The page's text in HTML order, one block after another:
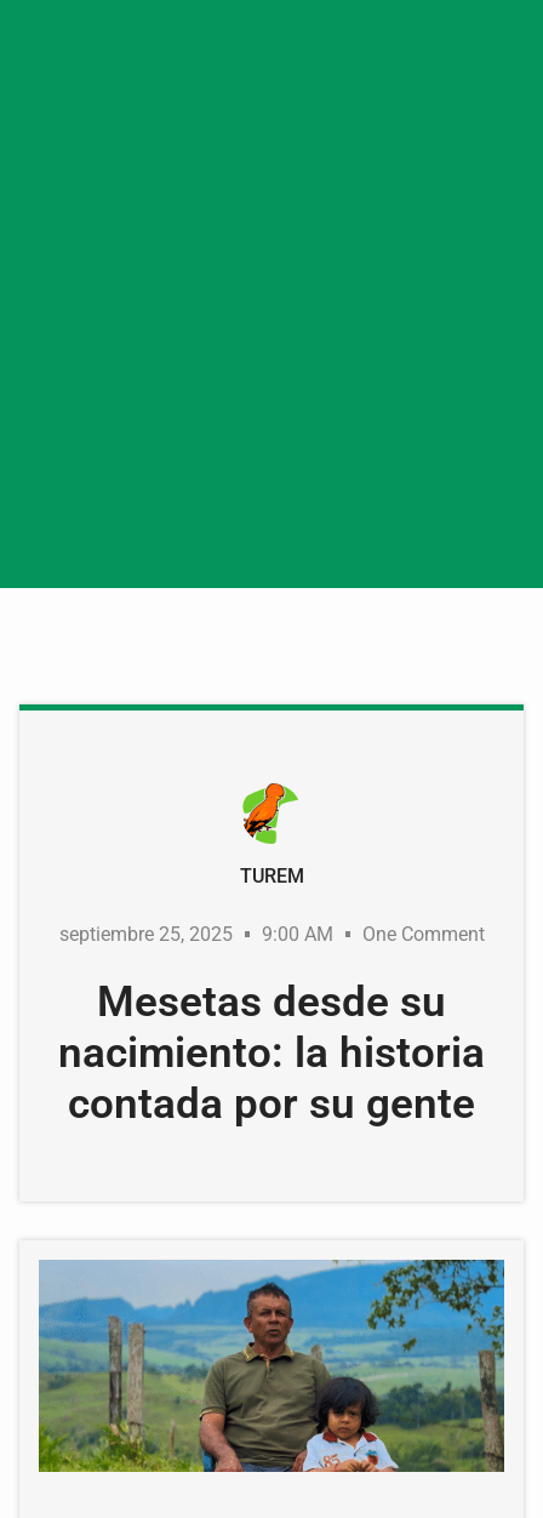
TUREM
septiembre 25, 2025 9:00 AM One Comment
Mesetas desde su
nacimiento: la historia
contada por su gente